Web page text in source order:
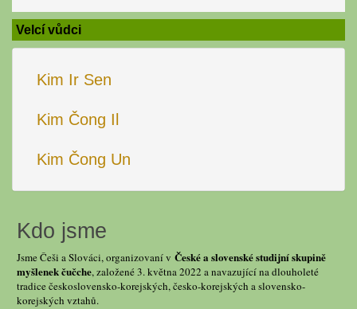
Velcí vůdci
Kim Ir Sen
Kim Čong Il
Kim Čong Un
Kdo jsme
Jsme Češi a Slováci, organizovaní v České a slovenské studijní skupině
myšlenek čučche, založené 3. května 2022 a navazující na dlouholeté
tradice československo-korejských, česko-korejských a slovensko-
korejských vztahů.